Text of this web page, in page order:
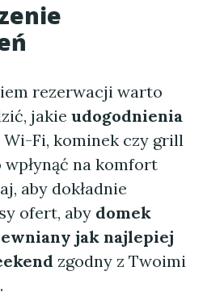
rezerwacji warto
jakie udogodnienia
Wi-Fi, kominek czy grill
wpłynąć na komfort
aby dokładnie
ofert, aby domek
jak najlepiej
zgodny z Twoimi